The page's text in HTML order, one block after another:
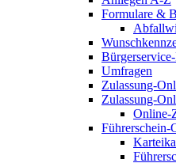
Formulare &
Umfragen
Zulassung-
Zulassung-
Online-
Führerschein-